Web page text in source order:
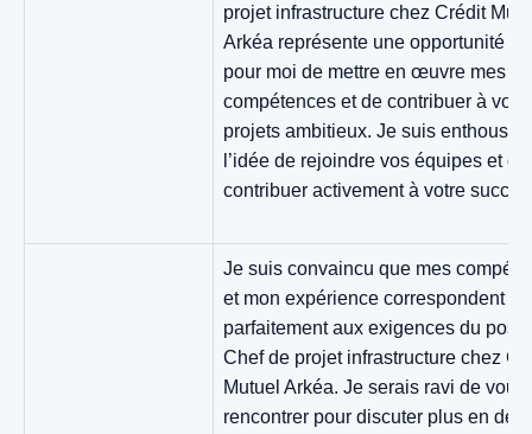
projet infrastructure chez Crédit
Arkéa représente une opportunité
pour moi de mettre en œuvre mes
compétences et de contribuer à vos
projets ambitieux. Je suis
l’idée de rejoindre vos équipes et de
contribuer activement à votre
Je suis convaincu que mes
et mon expérience correspondent
parfaitement aux exigences du
Chef de projet infrastructure chez
Mutuel Arkéa. Je serais ravi de vous
rencontrer pour discuter plus en